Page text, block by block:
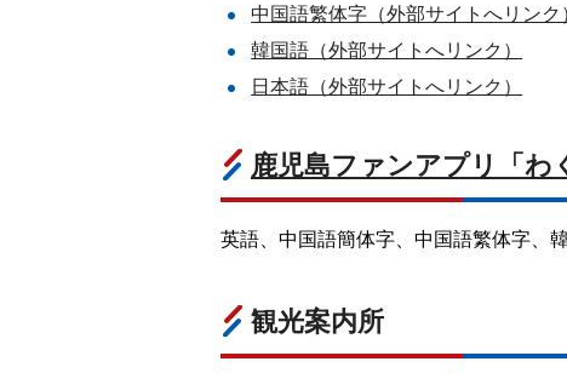
中国語繁体字（外部サイトへリンク
韓国語（外部サイトへリンク）
日本語（外部サイトへリンク）
鹿児島ファンアプリ「わ
英語、中国語簡体字、中国語繁体字、
観光案内所